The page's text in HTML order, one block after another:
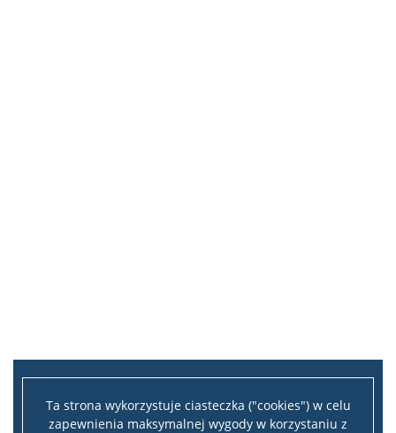
Ta strona wykorzystuje ciasteczka ("cookies") w celu
zapewnienia maksymalnej wygody w korzystaniu z